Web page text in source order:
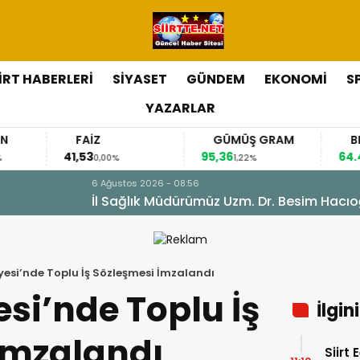
HABERLERİ SİYASET GÜNDEM EKONOMİ
YAZARLAR
GÜMÜŞ GRAM
BITCOIN
0,07%
Hacıoğlu, Kurtalan Sağlıklı Hayat Merkezini Ziyaret
Toplu İş Sözleşmesi İmzalandı
Toplu İş
Siirt